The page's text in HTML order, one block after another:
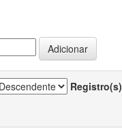
Registro(s)